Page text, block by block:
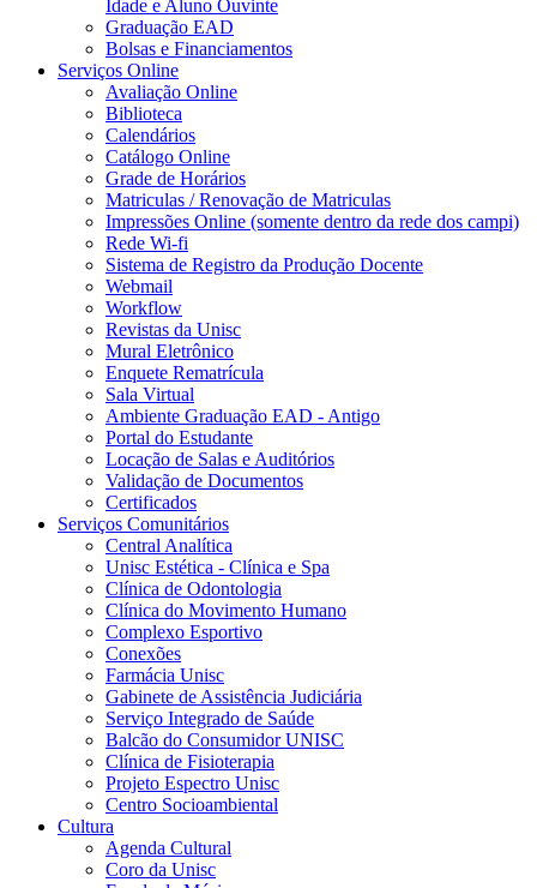
Idade e Aluno Ouvinte
Graduação EAD
Bolsas e Financiamentos
Serviços Online
Avaliação Online
Biblioteca
Calendários
Catálogo Online
Grade de Horários
Matriculas / Renovação de Matriculas
Impressões Online (somente dentro da rede dos campi)
Rede Wi-fi
Sistema de Registro da Produção Docente
Webmail
Workflow
Revistas da Unisc
Mural Eletrônico
Enquete Rematrícula
Sala Virtual
Ambiente Graduação EAD - Antigo
Portal do Estudante
Locação de Salas e Auditórios
Validação de Documentos
Certificados
Serviços Comunitários
Central Analítica
Unisc Estética - Clínica e Spa
Clínica de Odontologia
Clínica do Movimento Humano
Complexo Esportivo
Conexões
Farmácia Unisc
Gabinete de Assistência Judiciária
Serviço Integrado de Saúde
Balcão do Consumidor UNISC
Clínica de Fisioterapia
Projeto Espectro Unisc
Centro Socioambiental
Cultura
Agenda Cultural
Coro da Unisc